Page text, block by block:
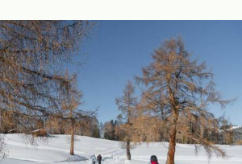
A
L
T
S
P
R
I
N
Datum